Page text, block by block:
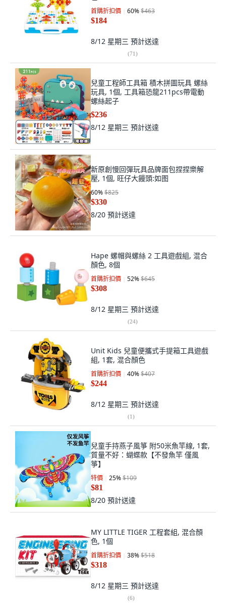
首購折扣價 60%$463
$184
8/12 星期三 預計送達
(71)
兒童工程師工具箱 積木拼圖玩具 螺絲
玩具, 1個, 工具箱恐龍211pcs帶電動
螺絲起子
$236
8/12 星期三 預計送達
新原創慢回彈玩具品牌面包捏捏樂解
壓, 1個, 旺仔大饅頭:如图
60%$825
$330
8/20 預計送達
Hape 螺帽與螺絲 2 工具遊戲組, 混合
顏色, 8個
首購折扣價 52%$645
$308
8/12 星期三 預計送達
(24)
Unit Kids 兒童便攜式手提箱工具遊戲
組, 1套, 混合顏色
首購折扣價 40%$407
$244
8/12 星期三 預計送達
(1)
兒童手持燕子風箏 附50米魚竿線, 1套,
質量不好：蝴蝶款【不發魚竿 僅風
箏】
特價 25%$109
$81
8/20 預計送達
MY LITTLE TIGER 工程套組, 混合顏
色, 1個
首購折扣價 38%$518
$318
8/12 星期三 預計送達
(6)